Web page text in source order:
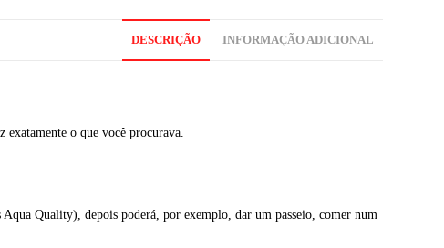
DESCRIÇÃO INFORMAÇÃO ADICIONAL
exatamente o que você procurava.
Quality), depois poderá, por exemplo, dar um passeio, comer num